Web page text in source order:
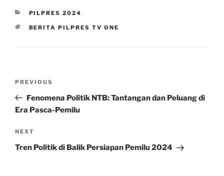
CATEGORIES
PILPRES 2024
TAGS
BERITA PILPRES TV ONE
Previous
Post
PREVIOUS
Fenomena Politik NTB: Tantangan dan Peluang di
Era Pasca-Pemilu
Next
Post
NEXT
Tren Politik di Balik Persiapan Pemilu 2024